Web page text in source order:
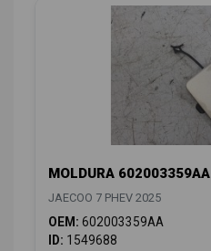
MOLDURA 602003359AA
JAECOO 7 PHEV 2025
OEM: 602003359AA
ID: 1549688